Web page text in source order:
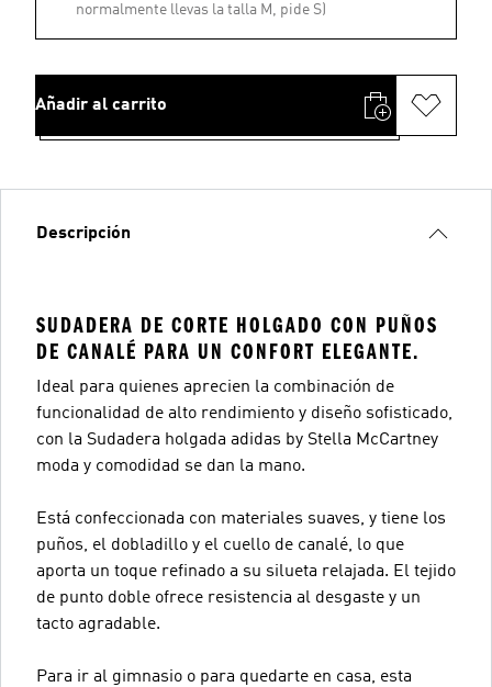
normalmente llevas la talla M, pide S)
Añadir al carrito
Descripción
SUDADERA DE CORTE HOLGADO CON PUÑOS
DE CANALÉ PARA UN CONFORT ELEGANTE.
Ideal para quienes aprecien la combinación de
funcionalidad de alto rendimiento y diseño sofisticado,
con la Sudadera holgada adidas by Stella McCartney
moda y comodidad se dan la mano.
Está confeccionada con materiales suaves, y tiene los
puños, el dobladillo y el cuello de canalé, lo que
aporta un toque refinado a su silueta relajada. El tejido
de punto doble ofrece resistencia al desgaste y un
tacto agradable.
Para ir al gimnasio o para quedarte en casa, esta